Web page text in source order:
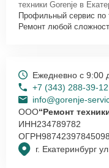
техники Gorenje в
Профильный сервис по
Ремонт любой
г. Екатеринбург
Ежедневно с 9:00
+7 (343) 288-39-12
info@gorenje-
ООО“Ремонт
ИНН234789782
ОГРН98742397845098